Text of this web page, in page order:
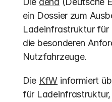
ein Dossier zum
Ladeinfrastruktur für
die besonderen
Nutzfahrzeuge.
Die KfW informiert
für